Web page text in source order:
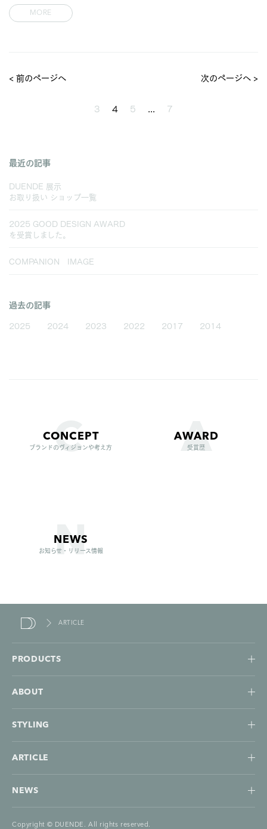
MORE
< 前のページへ 次のページへ >
3 4 5 ... 7
最近の記事
DUENDE 展示
お取り扱い ショップ一覧
2025 GOOD DESIGN AWARD
を受賞しました。
COMPANION IMAGE
過去の記事
2025 2024 2023 2022 2017 2014
CONCEPT
ブランドのヴィジョンや考え方
AWARD
受賞歴
NEWS
お知らせ・リリース情報
ARTICLE
PRODUCTS
ABOUT
STYLING
ARTICLE
NEWS
Copyright © DUENDE. All rights reserved.